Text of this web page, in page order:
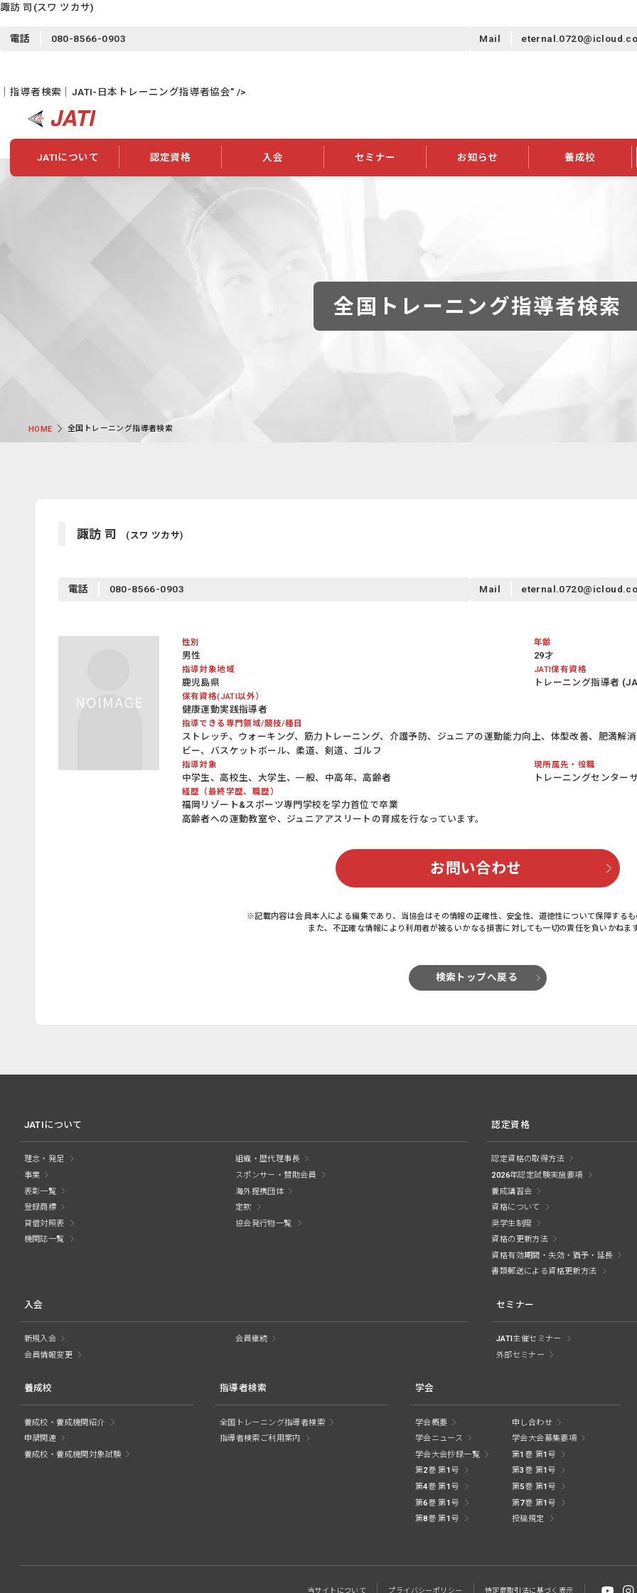
諏訪 司 (スワ ツカサ)
電話 080-8566-0903 Mail
｜指導者検索｜JATI-日本トレーニング指導者協会" />
JATIについて
JATIについて
JATIの発行物
認定資格
資格について
2026年認定試験実施要項
資格の更新
入会 セミナー お知らせ 養成校
学会概要
申し合わせ
学会大会
全国トレーニング指導者検索
HOME 全国トレーニング指導者検索
諏訪 司 (スワ ツカサ)
電話 080-8566-0903 Mail
性別
男性
年齢
29才
指導対象地域
鹿児島県
JATI保有資格
トレーニング指導者
保有資格(JATI以外）
健康運動実践指導者
指導できる専門領域/競技/種目
ストレッチ、ウォーキング、筋力トレーニング、介護予防、ジュニアの運動能力向上、体型改善、肥満解
ビー、バスケットボール、柔道、剣道、ゴルフ
指導対象
中学生、高校生、大学生、一般、中高年、高齢者
現所属先・役職
トレーニングセンター
経歴（最終学歴、職歴）
福岡リゾート&スポーツ専門学校を学力首位で卒業
高齢者への運動教室や、ジュニアアスリートの育成を行なっています。
お問い合わせ
※記載内容は会員本人による編集であり、当協会はその情報の正確性、安全性、道徳性について保障する
また、不正確な情報により利用者が被るいかなる損害に対しても一切の責任を負いかねま
検索トップへ戻る
JATIについて
理念・発足
組織・歴代理事長
事業
スポンサー・賛助会員
表彰一覧
海外提携団体
登録商標
定款
貸借対照表
協会発行物一覧
機関誌一覧
認定資格
認定資格の取得方法
2026年認定試験実施要項
養成講習会
資格について
奨学生制度
資格の更新方法
資格有効期間・失効・猶予・延長
書類郵送による資格更新方法
入会
新規入会
会員継続
会員情報変更
セミナー
JATI主催セミナー
外部セミナー
養成校
養成校・養成機関紹介
申請関連
養成校・養成機関対象試験
指導者検索
全国トレーニング指導者検索
指導者検索ご利用案内
学会
学会概要
申し合わせ
学会ニュース
学会大会募集要項
学会大会抄録一覧
第1巻 第1号
第2巻 第1号
第3巻 第1号
第4巻 第1号
第5巻 第1号
第6巻 第1号
第7巻 第1号
第8巻 第1号
投稿規定
当サイトについて プライバシーポリシー 特定商取引法に基づく表示